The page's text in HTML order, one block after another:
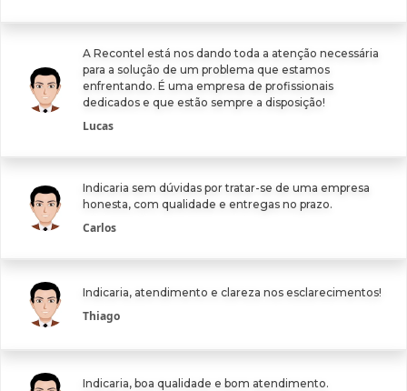
A Recontel está nos dando toda a atenção necessária
para a solução de um problema que estamos
enfrentando. É uma empresa de profissionais
dedicados e que estão sempre a disposição!
Lucas
Indicaria sem dúvidas por tratar-se de uma empresa
honesta, com qualidade e entregas no prazo.
Carlos
Indicaria, atendimento e clareza nos esclarecimentos!
Thiago
Indicaria, boa qualidade e bom atendimento.